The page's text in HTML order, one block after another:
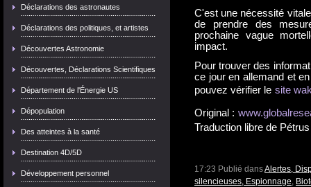
Déclarations des astronautes
Déclarations des politiques, et artistes
Découvertes Astronomie
Découvertes, Déclarations Scientifiques
Département de l'Énergie US
Dépopulation
Des atteintes à la santé
Destination 4D/5D
Développement personnel
C'est une nécessité
de prendre des
prochaine vague
impact.
Pour trouver des
ce jour en allemand et
pouvez vérifier le site
Original :
Traduction libre de
17:23 Publié dansAlertes,
silencieuses, Espionnage,